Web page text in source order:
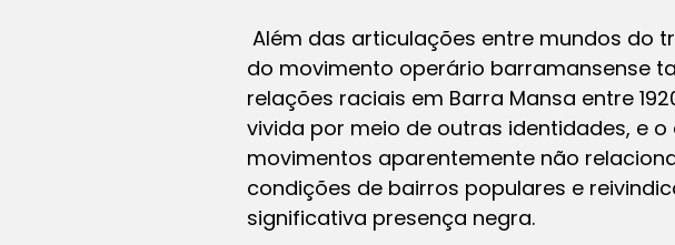
Além das articulações entre mundos do
do movimento operário barramansense
relações raciais em Barra Mansa entre
vivida por meio de outras identidades, e
movimentos aparentemente não
condições de bairros populares e
significativa presença negra.